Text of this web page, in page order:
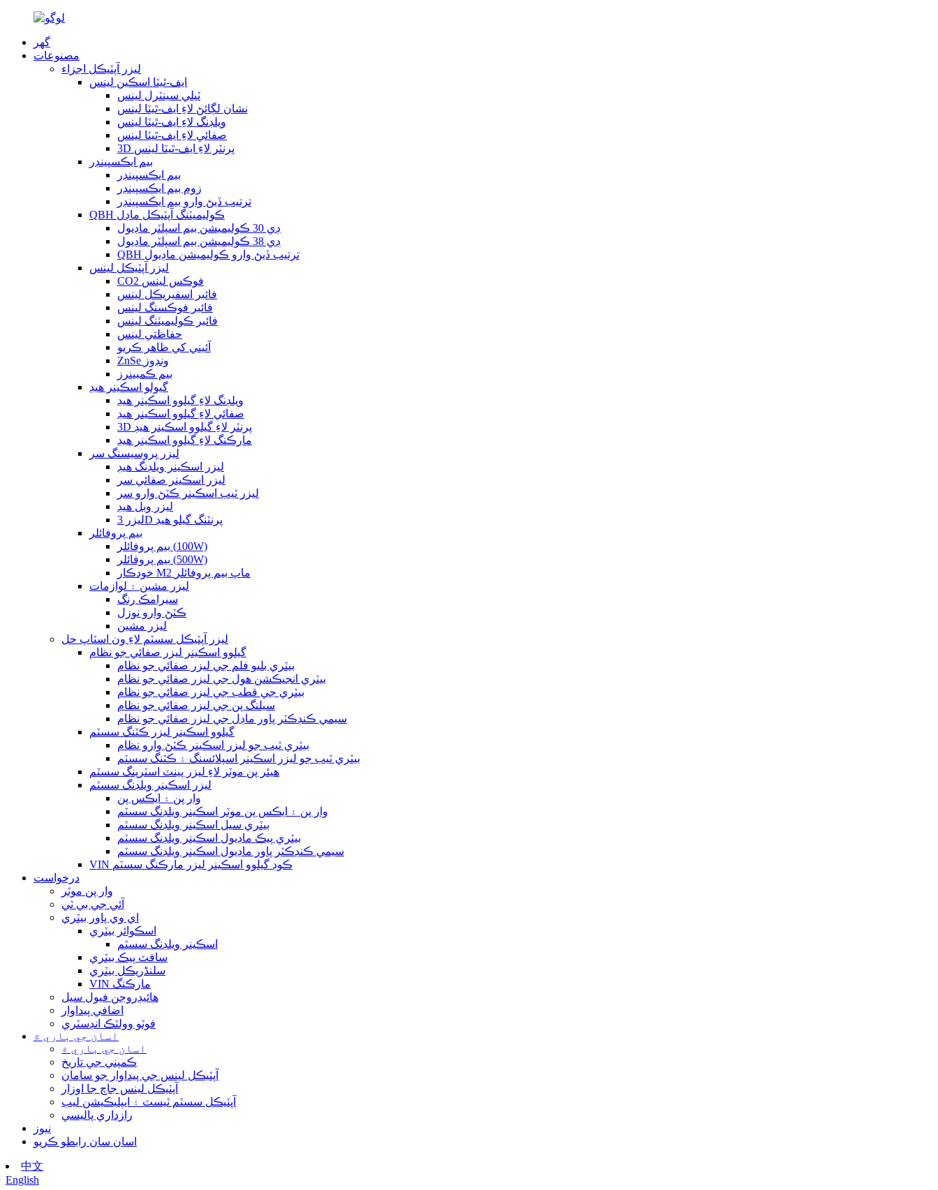
گھر
مصنوعات
ليزر آپٽيڪل اجزاء
ايف-ٿيٽا اسڪين لينس
ٽيلي سينٽرل لينس
نشان لڳائڻ لاءِ ايف-ٿيٽا لينس
ويلڊنگ لاءِ ايف-ٿيٽا لينس
صفائي لاءِ ايف-ٿيٽا لينس
3D پرنٽر لاءِ ايف-ٿيٽا لينس
بيم ايڪسپينڊر
بيم ايڪسپينڊر
زوم بيم ايڪسپينڊر
ترتيب ڏيڻ وارو بيم ايڪسپينڊر
QBH ڪوليميٽنگ آپٽيڪل ماڊل
ڊي 30 ڪوليميشن بيم اسپلٽر ماڊيول
ڊي 38 ڪوليميشن بيم اسپلٽر ماڊيول
QBH ترتيب ڏيڻ وارو ڪوليميشن ماڊيول
ليزر آپٽيڪل لينس
CO2 فوڪس لينس
فائبر اسفيريڪل لينس
فائبر فوڪسنگ لينس
فائبر ڪوليميٽنگ لينس
حفاظتي لينس
آئيني کي ظاهر ڪريو
ZnSe ونڊوز
بيم ڪمبينرز
گيولو اسڪينر هيڊ
ويلڊنگ لاءِ گيلوو اسڪينر هيڊ
صفائي لاءِ گيلوو اسڪينر هيڊ
3D پرنٽر لاءِ گيلوو اسڪينر هيڊ
مارڪنگ لاءِ گيلوو اسڪينر هيڊ
ليزر پروسيسنگ سر
ليزر اسڪينر ويلڊنگ هيڊ
ليزر اسڪينر صفائي سر
ليزر ٽيب اسڪينر ڪٽڻ وارو سر
ليزر وبل هيڊ
ليزر 3D پرنٽنگ گيلو هيڊ
بيم پروفائلر
بيم پروفائلر (100W)
بيم پروفائلر (500W)
خودڪار M2 ماپ بيم پروفائلر
ليزر مشين ۽ لوازمات
سيرامڪ رنگ
ڪٽڻ وارو نوزل
ليزر مشين
ليزر آپٽيڪل سسٽم لاءِ ون اسٽاپ حل
گيلوو اسڪينر ليزر صفائي جو نظام
بيٽري بليو فلم جي ليزر صفائي جو نظام
بيٽري انجيڪشن هول جي ليزر صفائي جو نظام
بيٽري جي قطب جي ليزر صفائي جو نظام
سيلنگ پن جي ليزر صفائي جو نظام
سيمي ڪنڊڪٽر پاور ماڊل جي ليزر صفائي جو نظام
گيلوو اسڪينر ليزر ڪٽنگ سسٽم
بيٽري ٽيب جو ليزر اسڪينر ڪٽڻ وارو نظام
بيٽري ٽيب جو ليزر اسڪينر اسپلائسنگ ۽ ڪٽنگ سسٽم
هيئر پن موٽر لاءِ ليزر پينٽ اسٽرپنگ سسٽم
ليزر اسڪينر ويلڊنگ سسٽم
وار پن ۽ ايڪس پن
وار پن ۽ ايڪس پن موٽر اسڪينر ويلڊنگ سسٽم
بيٽري سيل اسڪينر ويلڊنگ سسٽم
بيٽري پيڪ ماڊيول اسڪينر ويلڊنگ سسٽم
سيمي ڪنڊڪٽر پاور ماڊيول اسڪينر ويلڊنگ سسٽم
VIN ڪوڊ گيلوو اسڪينر ليزر مارڪنگ سسٽم
درخواست
وار پن موٽر
آئي جي بي ٽي
اي وي پاور بيٽري
اسڪوائر بيٽري
اسڪينر ويلڊنگ سسٽم
سافٽ پيڪ بيٽري
سلنڈريڪل بيٽري
VIN مارڪنگ
هائيڊروجن فيول سيل
اضافي پيداوار
فوٽو وولٽڪ انڊسٽري
اسان جي باري ۾
اسان جي باري ۾
ڪمپني جي تاريخ
آپٽيڪل لينس جي پيداوار جو سامان
آپٽيڪل لينس جاچ جا اوزار
آپٽيڪل سسٽم ٽيسٽ ۽ ايپليڪيشن ليب
رازداري پاليسي
نيوز
اسان سان رابطو ڪريو
中文
English